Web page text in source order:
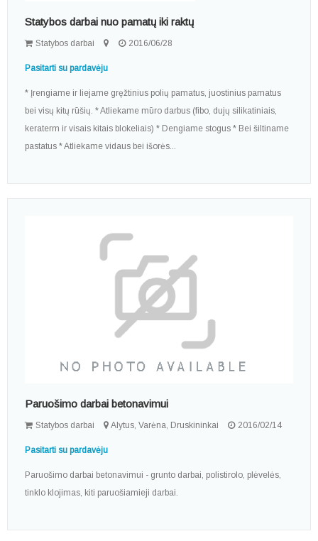
Statybos darbai nuo pamatų iki raktų
Statybos darbai 2016/06/28
Pasitarti su pardavėju
* Įrengiame ir liejame gręžtinius polių pamatus, juostinius pamatus
bei visų kitų rūšių. * Atliekame mūro darbus (fibo, dujų silikatiniais,
keraterm ir visais kitais blokeliais) * Dengiame stogus * Bei šiltiname
pastatus * Atliekame vidaus bei išorės...
Paruošimo darbai betonavimui
Statybos darbai Alytus, Varėna, Druskininkai 2016/02/14
Pasitarti su pardavėju
Paruošimo darbai betonavimui - grunto darbai, polistirolo, plėvelės,
tinklo klojimas, kiti paruošiamieji darbai.